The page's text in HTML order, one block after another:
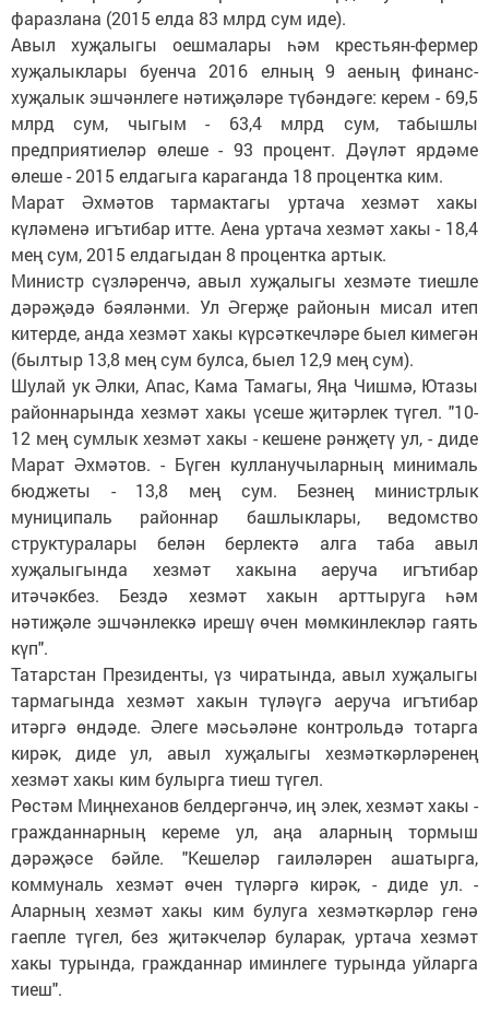
фаразлана (2015 елда 83 млрд сум иде).
Авыл хуҗалыгы оешмалары һәм крестьян-фермер
хуҗалыклары буенча 2016 елның 9 аеның финанс-
хуҗалык эшчәнлеге нәтиҗәләре түбәндәге: керем - 69,5
млрд сум, чыгым - 63,4 млрд сум, табышлы
предприятиеләр өлеше - 93 процент. Дәүләт ярдәме
өлеше - 2015 елдагыга караганда 18 процентка ким.
Марат Әхмәтов тармактагы уртача хезмәт хакы
күләменә игътибар итте. Аена уртача хезмәт хакы - 18,4
мең сум, 2015 елдагыдан 8 процентка артык.
Министр сүзләренчә, авыл хуҗалыгы хезмәте тиешле
дәрәҗәдә бәяләнми. Ул Әгерҗе районын мисал итеп
китерде, анда хезмәт хакы күрсәткечләре быел кимегән
(былтыр 13,8 мең сум булса, быел 12,9 мең сум).
Шулай ук Әлки, Апас, Кама Тамагы, Яңа Чишмә, Ютазы
районнарында хезмәт хакы үсеше җитәрлек түгел. "10-
12 мең сумлык хезмәт хакы - кешене рәнҗетү ул, - диде
Марат Әхмәтов. - Бүген кулланучыларның минималь
бюджеты - 13,8 мең сум. Безнең министрлык
муниципаль районнар башлыклары, ведомство
структуралары белән берлектә алга таба авыл
хуҗалыгында хезмәт хакына аеруча игътибар
итәчәкбез. Бездә хезмәт хакын арттыруга һәм
нәтиҗәле эшчәнлеккә ирешү өчен мөмкинлекләр гаять
күп".
Татарстан Президенты, үз чиратында, авыл хуҗалыгы
тармагында хезмәт хакын түләүгә аеруча игътибар
итәргә өндәде. Әлеге мәсьәләне контрольдә тотарга
кирәк, диде ул, авыл хуҗалыгы хезмәткәрләренең
хезмәт хакы ким булырга тиеш түгел.
Рөстәм Миңнеханов белдергәнчә, иң элек, хезмәт хакы -
гражданнарның кереме ул, аңа аларның тормыш
дәрәҗәсе бәйле. "Кешеләр гаиләләрен ашатырга,
коммуналь хезмәт өчен түләргә кирәк, - диде ул. -
Аларның хезмәт хакы ким булуга хезмәткәрләр генә
гаепле түгел, без җитәкчеләр буларак, уртача хезмәт
хакы турында, гражданнар иминлеге турында уйларга
тиеш".